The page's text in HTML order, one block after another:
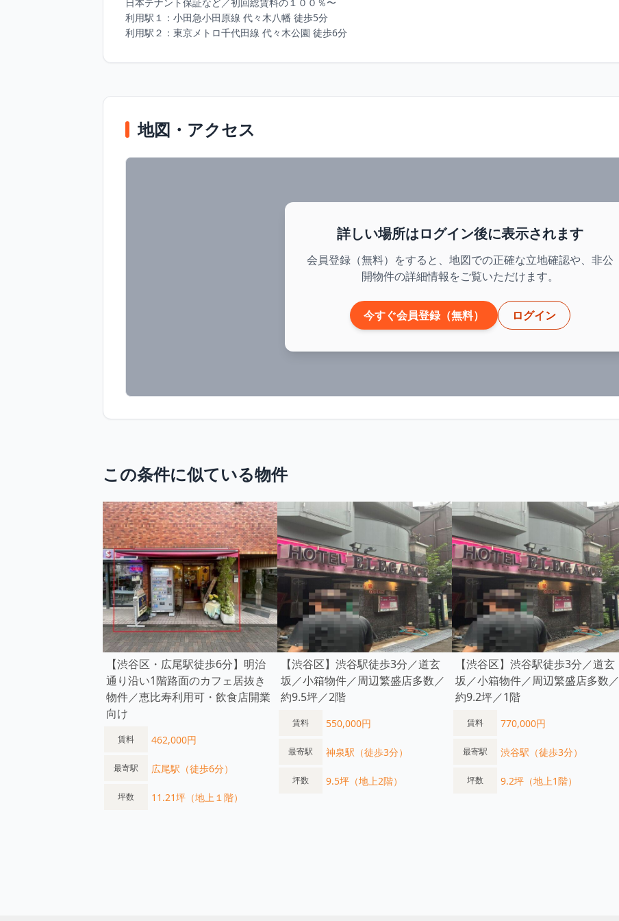
利⽤駅１：⼩⽥急⼩⽥原線 代々⽊⼋幡 徒歩5分
利⽤駅２：東京メトロ千代⽥線 代々⽊公園 徒歩6分
地図・アクセス
詳しい場所はログイン後に表示されます
会員登録（無料）をすると、地図での正確な立地確認や、非公
開物件の詳細情報をご覧いただけます。
今すぐ会員登録（無料） ログイン
この条件に似ている物件
【渋谷区・広尾駅徒歩6分】明治
通り沿い1階路面のカフェ居抜き
物件／恵比寿利用可・飲食店開業
向け
賃料 462,000円
最寄駅 広尾駅（徒歩6分）
坪数 11.21坪（地上１階）
【渋谷区】渋谷駅徒歩3分／道玄
坂／小箱物件／周辺繁盛店多数／
約9.5坪／2階
賃料 550,000円
最寄駅 神泉駅（徒歩3分）
坪数 9.5坪（地上2階）
【渋谷区】渋谷駅徒歩3分／道玄
坂／小箱物件／周辺繁盛店多数／
約9.2坪／1階
賃料 770,000円
最寄駅 渋谷駅（徒歩3分）
坪数 9.2坪（地上1階）